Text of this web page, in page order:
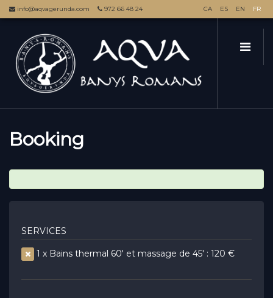
info@aqvagerunda.com 972 66 48 24 CA ES EN FR
Booking
SERVICES
1 x Bains thermal 60' et massage de 45' : 120 €